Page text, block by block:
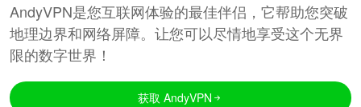
AndyVPN是您互联网体验的最佳伴侣，它帮助您突破
地理边界和网络屏障。让您可以尽情地享受这个无界
限的数字世界！
获取 AndyVPN